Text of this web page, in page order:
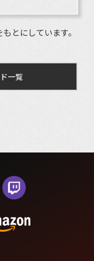
とにしています。
一覧